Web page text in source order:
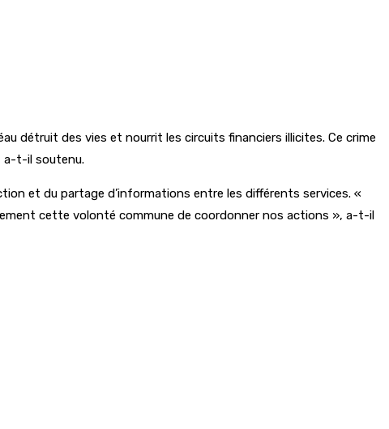
détruit des vies et nourrit les circuits financiers illicites. Ce crime
a-t-il soutenu.
et du partage d’informations entre les différents services. «
cette volonté commune de coordonner nos actions », a-t-il